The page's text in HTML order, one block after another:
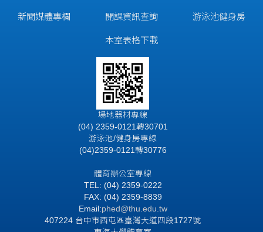
新聞媒體專欄 開課資訊查詢
本室表格下載
游泳池健身房
場地器材專線
(04) 2359-0121轉30701
游泳池/健身房專線
(04)2359-0121轉30776
體育辦公室專線
TEL: (04) 2359-0222
FAX: (04) 2359-8839
Email:phed@thu.edu.tw
407224 台中市西屯區臺灣大道四段1727號